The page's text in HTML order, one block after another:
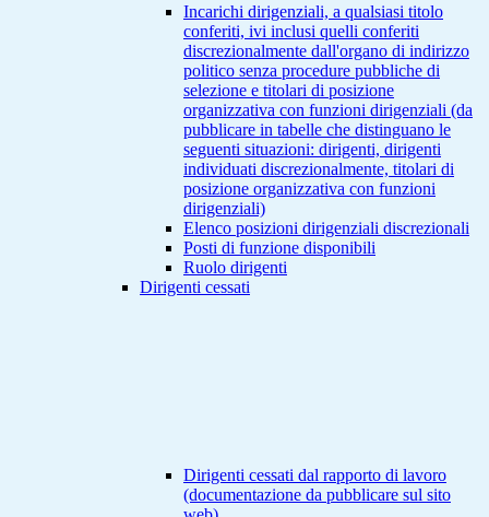
Incarichi dirigenziali, a qualsiasi titolo
conferiti, ivi inclusi quelli conferiti
discrezionalmente dall'organo di indirizzo
politico senza procedure pubbliche di
selezione e titolari di posizione
organizzativa con funzioni dirigenziali (da
pubblicare in tabelle che distinguano le
seguenti situazioni: dirigenti, dirigenti
individuati discrezionalmente, titolari di
posizione organizzativa con funzioni
dirigenziali)
Elenco posizioni dirigenziali discrezionali
Posti di funzione disponibili
Ruolo dirigenti
Dirigenti cessati
Dirigenti cessati dal rapporto di lavoro
(documentazione da pubblicare sul sito